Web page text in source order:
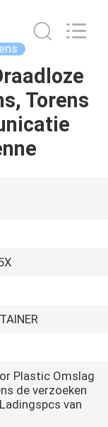
Torens
Plastic Omslag
de verzoeken
van